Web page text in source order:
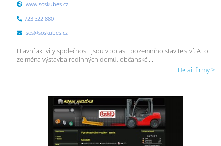
www.soskubes.cz
723 322 880
sos@soskubes.cz
Hlavní aktivity společnosti jsou v oblasti pozemního stavitelství. A to
zejména výstavba rodinných domů, občanské ...
Detail firmy >